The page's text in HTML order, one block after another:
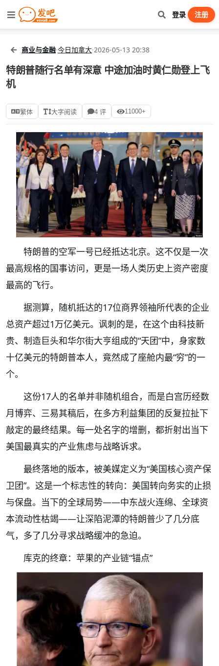
登录 注册
商业与金融·今日加拿大·2026-05-13 20:38
特朗普随行名单有深意 中途加油时黄仁勋登上飞
机
繁体 大字阅读 4 评 11000+
特朗普的空军一号已经抵达北京。这不仅是一次
最高规格的国事访问，更是一场人类历史上资产密度
最高的飞行。
据测算，随机抵达的17位商界领袖所代表的企业
总资产超过1万亿美元。讽刺的是，在这个由科技新
贵、制造巨头和华尔街大亨组成的“天团”中，身家数
十亿美元的特朗普本人，竟然成了座舱内最“穷”的一
个。
这份17人的名单并非随机组合，而是白宫历经数
月博弈、三易其稿后，在多方利益集团的反复拉扯下
敲定的最终结果。每一处名字的增删，都折射出当下
美国最真实的产业焦虑与战略诉求。
最终落地的版本，被美媒定义为“美国核心资产保
卫团”。这是一个标志性的转向：美国转向务实的止损
与保盘。当下的全球局势——中东战火连绵、全球资
本流动性枯竭——让深陷泥潭的特朗普少了几分底
气，多了几分寻求战略缓冲的急迫。
库克的终章：苹果的产业链“锚点”